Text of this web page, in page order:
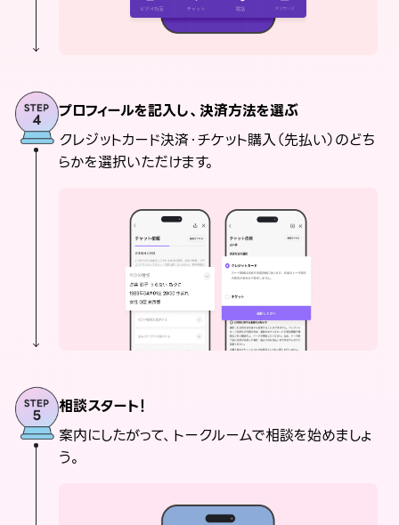
プロフィールを記入し、決済方法を選ぶ
クレジットカード決済・チケット購入（先払い）のどち
らかを選択いただけます。
相談スタート！
案内にしたがって、トークルームで相談を始めましょ
う。